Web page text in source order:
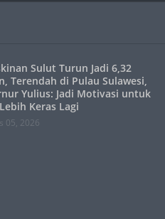
Sulut Turun Jadi 6,32
Terendah di Pulau Sulawesi,
Yulius: Jadi Motivasi untuk
Keras Lagi
05, 2026